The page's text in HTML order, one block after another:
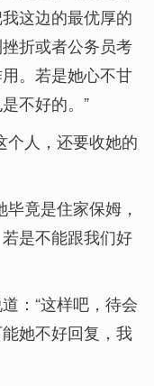
这边的最优厚的
折或者公务员考
。若是她心不甘
不好的。”
个人，还要收她的
竟是住家保姆，
是不能跟我们好
：“这样吧，待会
她不好回复，我